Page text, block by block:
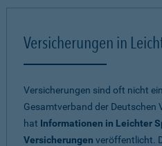
Versicherungen in
Versicherungen sind oft nicht
Gesamtverband der Deutschen
hat Informationen in Leichter
Versicherungen veröffentlicht.